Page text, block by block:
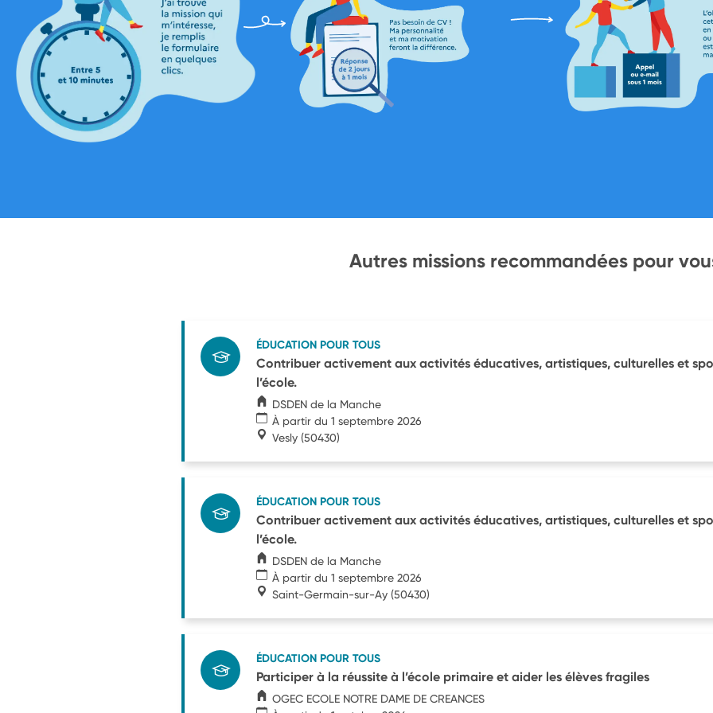
Autres missions recommandées pour
ÉDUCATION POUR TOUS
Contribuer activement aux activités éducatives, artistiques, culturelles et
l’école.
DSDEN de la Manche
À partir du 1 septembre 2026
Vesly (50430)
ÉDUCATION POUR TOUS
Contribuer activement aux activités éducatives, artistiques, culturelles et
l’école.
DSDEN de la Manche
À partir du 1 septembre 2026
Saint-Germain-sur-Ay (50430)
ÉDUCATION POUR TOUS
Participer à la réussite à l’école primaire et aider les élèves fragiles
OGEC ECOLE NOTRE DAME DE CREANCES